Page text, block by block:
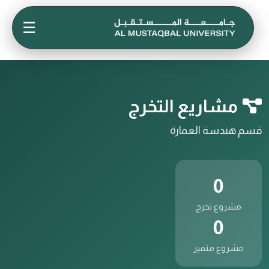
☰
مشاريع التخرج
قسم هندسة العمارة
0
مشروع تخرج
0
مشروع متميز